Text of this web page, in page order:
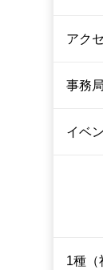
アク
事務局
イベ
1種（